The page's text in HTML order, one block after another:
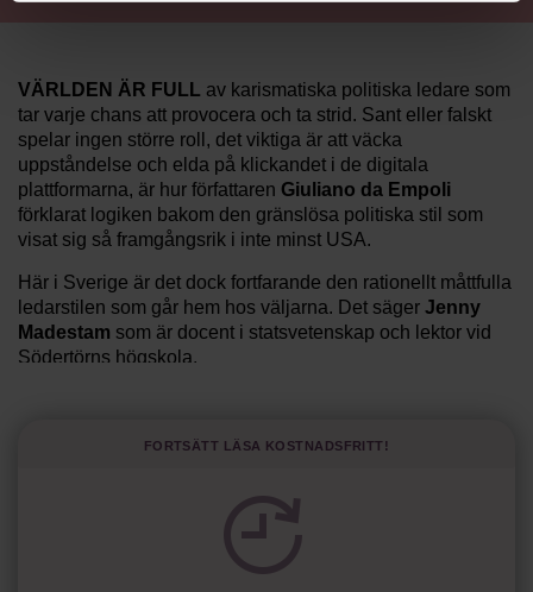
VÄRLDEN ÄR FULL av karismatiska politiska ledare som
tar varje chans att provocera och ta strid. Sant eller falskt
spelar ingen större roll, det viktiga är att väcka
uppståndelse och elda på klickandet i de digitala
plattformarna, är hur författaren Giuliano da Empoli
förklarat logiken bakom den gränslösa politiska stil som
visat sig så framgångsrik i inte minst USA.
Här i Sverige är det dock fortfarande den rationellt måttfulla
ledarstilen som går hem hos väljarna. Det säger Jenny
Madestam som är docent i statsvetenskap och lektor vid
Södertörns högskola.
kompetenta och stå med båda fötterna på jorden. Hellre en
spelevink i högklackat, är hur jag brukar sammanfatta de
önskningar som svenskarna för fram i undersökningar.”
Fortsätt läsa kostnadsfritt!